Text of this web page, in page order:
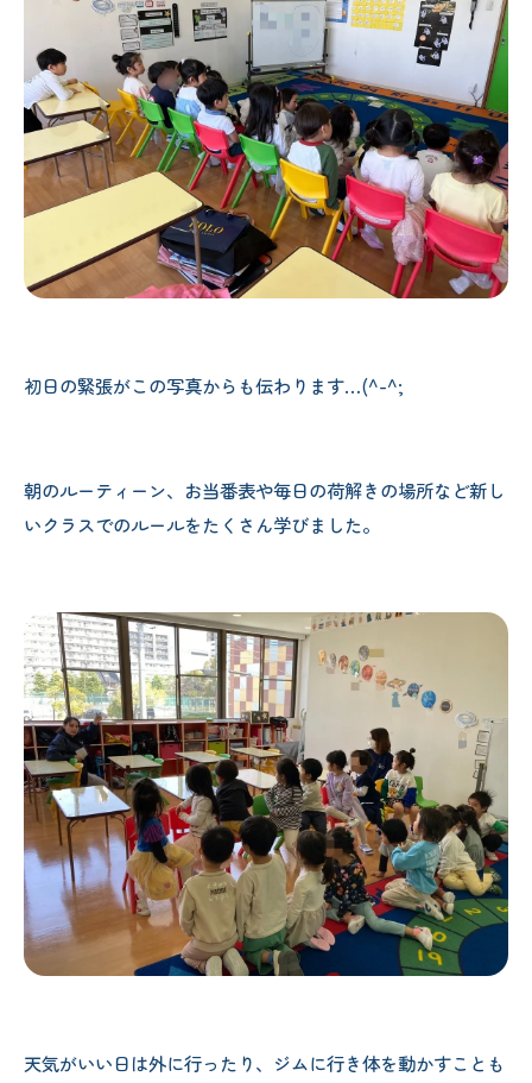
初日の緊張がこの写真からも伝わります…(^-^;
朝のルーティーン、お当番表や毎日の荷解きの場所など新し
いクラスでのルールをたくさん学びました。
天気がいい日は外に行ったり、ジムに行き体を動かすことも